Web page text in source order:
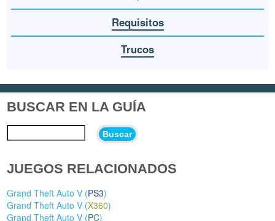
Requisitos
Trucos
BUSCAR EN LA GUÍA
Buscar
JUEGOS RELACIONADOS
Grand Theft Auto V (PS3)
Grand Theft Auto V (X360)
Grand Theft Auto V (PC)